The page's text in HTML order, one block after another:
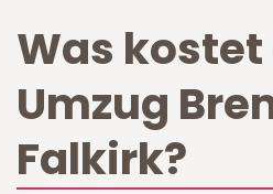
Was kostet
Umzug
Falkirk?